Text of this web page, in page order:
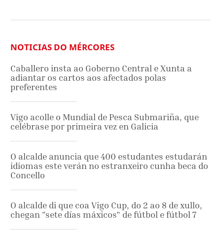
NOTICIAS DO MÉRCORES
Caballero insta ao Goberno Central e Xunta a
adiantar os cartos aos afectados polas
preferentes
Vigo acolle o Mundial de Pesca Submariña, que
celébrase por primeira vez en Galicia
O alcalde anuncia que 400 estudantes estudarán
idiomas este verán no estranxeiro cunha beca do
Concello
O alcalde di que coa Vigo Cup, do 2 ao 8 de xullo,
chegan "sete días máxicos" de fútbol e fútbol 7